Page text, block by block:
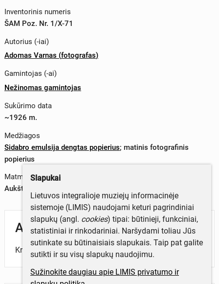
Inventorinis numeris
ŠAM Poz. Nr. 1/X-71
Autorius (-iai)
Adomas Varnas (fotografas)
Gamintojas (-ai)
Nežinomas gamintojas
Sukūrimo data
~1926 m.
Medžiagos
Sidabro emulsija dengtas popierius; matinis fotografinis
popierius
Matmenys
Aukštis x plotis – 0 x 0 cm
Aprašymas
Kryžius Šiaulių apskrityje.
Slapukai
Lietuvos integralioje muziejų informacinėje
sistemoje (LIMIS) naudojami keturi pagrindiniai
slapukų (angl. cookies) tipai: būtinieji, funkciniai,
statistiniai ir rinkodariniai. Naršydami toliau Jūs
sutinkate su būtinaisiais slapukais. Taip pat galite
sutikti ir su visų slapukų naudojimu.
Sužinokite daugiau apie LIMIS privatumo ir